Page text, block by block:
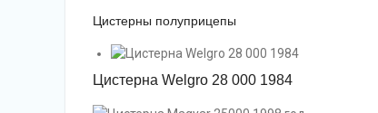
Цистерны полуприцепы
Цистерна Welgro 28 000 1984